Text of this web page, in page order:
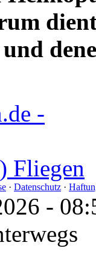
· Datenschutz ·
-